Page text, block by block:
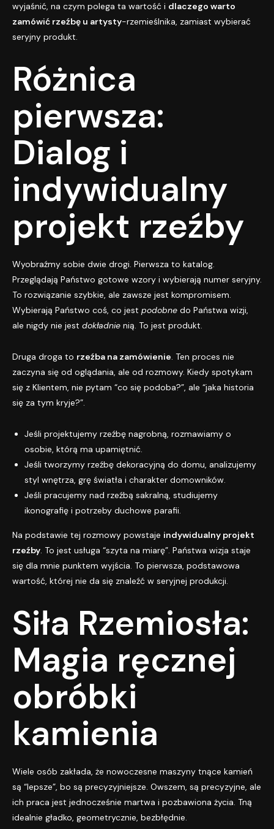
wyjaśnić, na czym polega ta wartość i dlaczego warto
zamówić rzeźbę u artysty-rzemieślnika, zamiast wybierać
seryjny produkt.
Różnica
pierwsza:
Dialog i
indywidualny
projekt rzeźby
Wyobraźmy sobie dwie drogi. Pierwsza to katalog.
Przeglądają Państwo gotowe wzory i wybierają numer seryjny.
To rozwiązanie szybkie, ale zawsze jest kompromisem.
Wybierają Państwo coś, co jest podobne do Państwa wizji,
ale nigdy nie jest dokładnie nią. To jest produkt.
Druga droga to rzeźba na zamówienie. Ten proces nie
zaczyna się od oglądania, ale od rozmowy. Kiedy spotykam
się z Klientem, nie pytam “co się podoba?”, ale “jaka historia
się za tym kryje?”.
Jeśli projektujemy rzeźbę nagrobną, rozmawiamy o
osobie, którą ma upamiętnić.
Jeśli tworzymy rzeźbę dekoracyjną do domu, analizujemy
styl wnętrza, grę światła i charakter domowników.
Jeśli pracujemy nad rzeźbą sakralną, studiujemy
ikonografię i potrzeby duchowe parafii.
Na podstawie tej rozmowy powstaje indywidualny projekt
rzeźby. To jest usługa “szyta na miarę”. Państwa wizja staje
się dla mnie punktem wyjścia. To pierwsza, podstawowa
wartość, której nie da się znaleźć w seryjnej produkcji.
Siła Rzemiosła:
Magia ręcznej
obróbki
kamienia
Wiele osób zakłada, że nowoczesne maszyny tnące kamień
są “lepsze”, bo są precyzyjniejsze. Owszem, są precyzyjne, ale
ich praca jest jednocześnie martwa i pozbawiona życia. Tną
idealnie gładko, geometrycznie, bezbłędnie.